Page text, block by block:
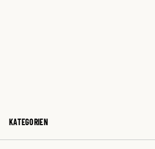
KATEGORIEN